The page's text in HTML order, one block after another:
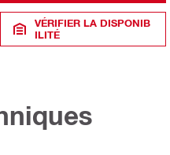
VÉRIFIER LA DISPONIB
ILITÉ